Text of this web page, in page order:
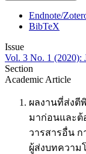
Endnote/
BibTeX
Issue
Vol. 3 No. 1 (2020):
Section
Academic Article
ผลงานที่ส่งตี
มาก่อนและต้
วารสารอื่น
ผู้ส่งบทความ